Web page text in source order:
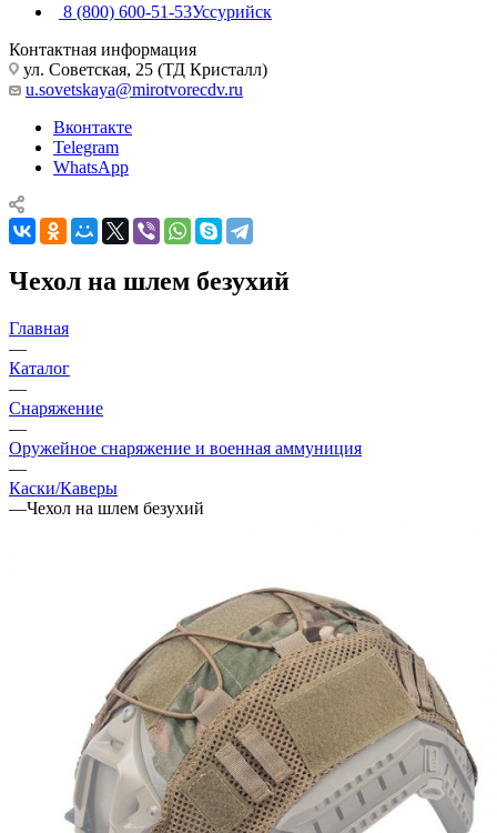
8 (800) 600-51-53Уссурийск
Контактная информация
ул. Советская, 25 (ТД Кристалл)
u.sovetskaya@mirotvorecdv.ru
Вконтакте
Telegram
WhatsApp
Чехол на шлем безухий
Главная
—
Каталог
—
Снаряжение
—
Оружейное снаряжение и военная аммуниция
—
Каски/Каверы
—Чехол на шлем безухий